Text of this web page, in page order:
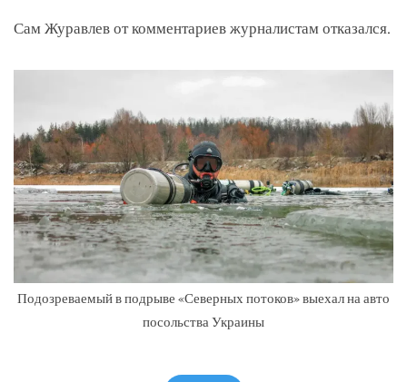
Сам Журавлев от комментариев журналистам отказался.
Подозреваемый в подрыве «Северных потоков» выехал на авто
посольства Украины